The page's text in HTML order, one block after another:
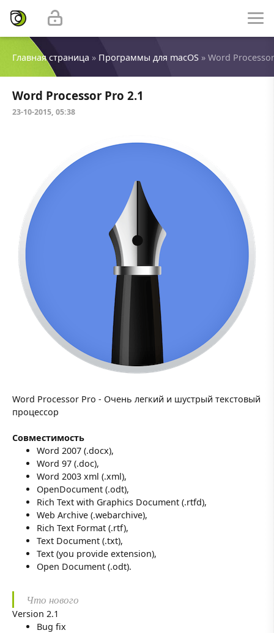
Главная страница » Программы для macOS » Word
Word Processor Pro 2.1
23-10-2015, 05:38
Word Processor Pro - Очень легкий и шустрый текстовый
процессор
Совместимость
Word 2007 (.docx),
Word 97 (.doc),
Word 2003 xml (.xml),
OpenDocument (.odt),
Rich Text with Graphics Document (.rtfd),
Web Archive (.webarchive),
Rich Text Format (.rtf),
Text Document (.txt),
Text (you provide extension),
Open Document (.odt).
Что нового
Version 2.1
Bug fix